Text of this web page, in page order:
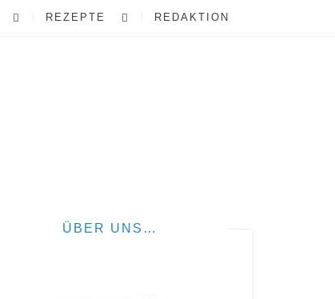
REZEPTE REDAKTION
ÜBER UNS…